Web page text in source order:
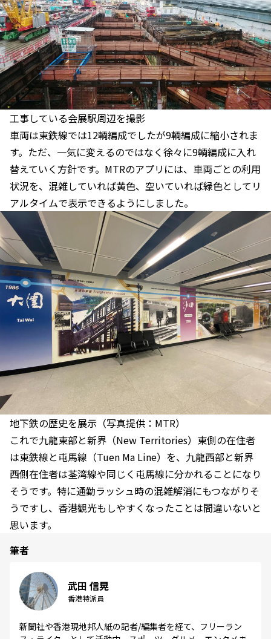
工事している会展駅周辺を撮影
車両は東鉄線では12輌編成でしたが9輌編成に縮小されま
す。ただ、一気に変えるのではなく徐々に9輌編成に入れ
替えていく方針です。MTRのアプリには、車両ごとの利用
状況を、混雑していれば黄色、空いていれば緑色としてリ
アルタイムで表示できるようにしました。
地下鉄の歴史を展示（写真提供：MTR）
これで九龍東部と新界（New Territories）東側の在住者
は東鉄線と屯馬線（Tuen Ma Line）を、九龍西部と新界
西側在住者は荃湾線や同じく屯馬線に分かれることになり
そうです。特に通勤ラッシュ時の混雑解消にもつながりそ
うですし、香港観光もしやすくなったことは間違いないと
思います。
筆者
武田 信晃
香港特派員
新聞社や香港現地邦人紙の記者/編集者を経て、フリーラン